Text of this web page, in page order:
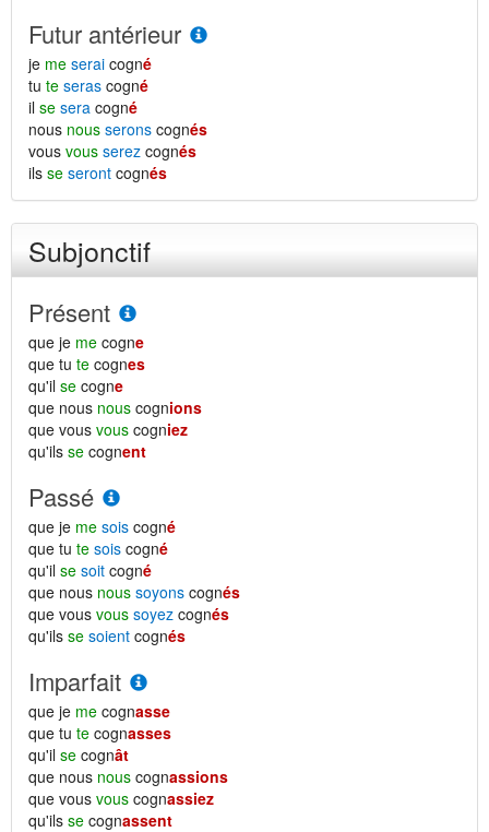
Futur antérieur
je me serai cogné
tu te seras cogné
il se sera cogné
nous nous serons cognés
vous vous serez cognés
ils se seront cognés
Subjonctif
Présent
que je me cogne
que tu te cognes
qu'il se cogne
que nous nous cognions
que vous vous cogniez
qu'ils se cognent
Passé
que je me sois cogné
que tu te sois cogné
qu'il se soit cogné
que nous nous soyons cognés
que vous vous soyez cognés
qu'ils se soient cognés
Imparfait
que je me cognasse
que tu te cognasses
qu'il se cognât
que nous nous cognassions
que vous vous cognassiez
qu'ils se cognassent